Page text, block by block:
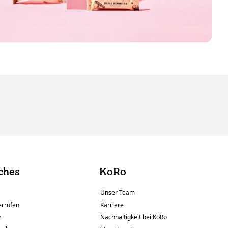
KoRo
Unser Team
Karriere
Nachhaltigkeit bei KoRo